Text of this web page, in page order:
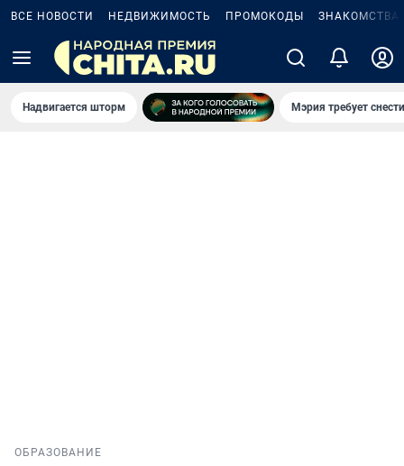
ВСЕ НОВОСТИ НЕДВИЖИМОСТЬ ПРОМОКОДЫ ЗНАКОМСТВА
Надвигается шторм Мэрия требует
ОБРАЗОВАНИЕ